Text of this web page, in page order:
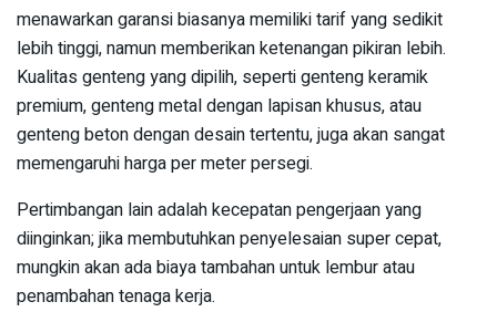
menawarkan garansi biasanya memiliki tarif yang sedikit
lebih tinggi, namun memberikan ketenangan pikiran lebih.
Kualitas genteng yang dipilih, seperti genteng keramik
premium, genteng metal dengan lapisan khusus, atau
genteng beton dengan desain tertentu, juga akan sangat
memengaruhi harga per meter persegi.
Pertimbangan lain adalah kecepatan pengerjaan yang
diinginkan; jika membutuhkan penyelesaian super cepat,
mungkin akan ada biaya tambahan untuk lembur atau
penambahan tenaga kerja.